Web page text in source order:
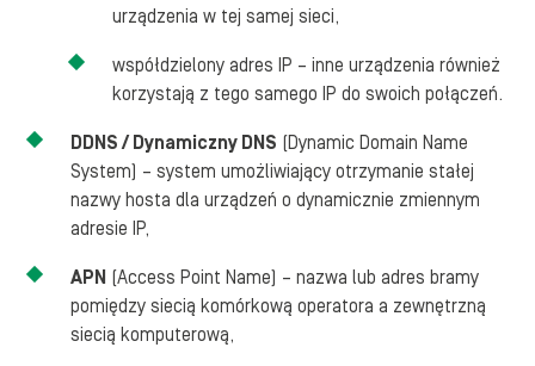
urządzenia w tej samej sieci,
współdzielony adres IP – inne urządzenia również
korzystają z tego samego IP do swoich połączeń.
DDNS / Dynamiczny DNS (Dynamic Domain Name
System) – system umożliwiający otrzymanie stałej
nazwy hosta dla urządzeń o dynamicznie zmiennym
adresie IP,
APN (Access Point Name) – nazwa lub adres bramy
pomiędzy siecią komórkową operatora a zewnętrzną
siecią komputerową,